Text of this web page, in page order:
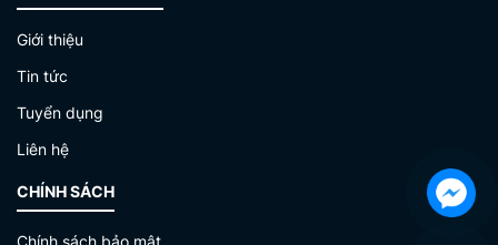
Giới thiệu
Tin tức
Tuyển dụng
Liên hệ
CHÍNH SÁCH
Chính sách bảo mật